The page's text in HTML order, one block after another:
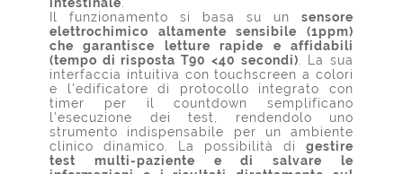
Il funzionamento si basa su un sensore
elettrochimico altamente sensibile (1ppm)
che garantisce letture rapide e affidabili
(tempo di risposta T90 <40 secondi) . La sua
interfaccia intuitiva con touchscreen a colori
e l'edificatore di protocollo integrato con
timer per il countdown semplificano
l'esecuzione dei test, rendendolo uno
strumento indispensabile per un ambiente
clinico dinamico. La possibilità di gestire
test multi-paziente e di salvare le